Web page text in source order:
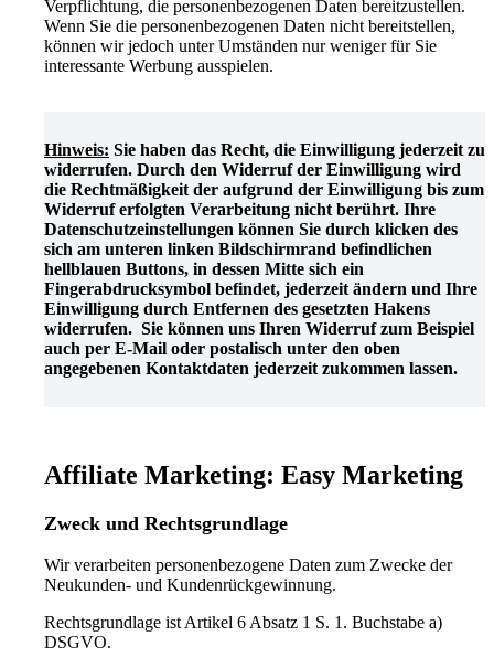
Verpflichtung, die personenbezogenen Daten bereitzustellen.
Wenn Sie die personenbezogenen Daten nicht bereitstellen,
können wir jedoch unter Umständen nur weniger für Sie
interessante Werbung ausspielen.
Hinweis: Sie haben das Recht, die Einwilligung jederzeit zu
widerrufen. Durch den Widerruf der Einwilligung wird
die Rechtmäßigkeit der aufgrund der Einwilligung bis zum
Widerruf erfolgten Verarbeitung nicht berührt. Ihre
Datenschutzeinstellungen können Sie durch klicken des
sich am unteren linken Bildschirmrand befindlichen
hellblauen Buttons, in dessen Mitte sich ein
Fingerabdrucksymbol befindet, jederzeit ändern und Ihre
Einwilligung durch Entfernen des gesetzten Hakens
widerrufen. Sie können uns Ihren Widerruf zum Beispiel
auch per E-Mail oder postalisch unter den oben
angegebenen Kontaktdaten jederzeit zukommen lassen.
Affiliate Marketing: Easy Marketing
Zweck und Rechtsgrundlage
Wir verarbeiten personenbezogene Daten zum Zwecke der
Neukunden- und Kundenrückgewinnung.
Rechtsgrundlage ist Artikel 6 Absatz 1 S. 1. Buchstabe a)
DSGVO.